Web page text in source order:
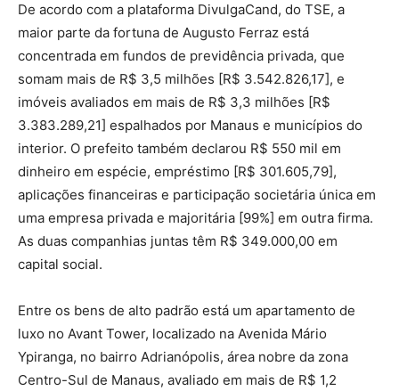
De acordo com a plataforma DivulgaCand, do TSE, a
maior parte da fortuna de Augusto Ferraz está
concentrada em fundos de previdência privada, que
somam mais de R$ 3,5 milhões [R$ 3.542.826,17], e
imóveis avaliados em mais de R$ 3,3 milhões [R$
3.383.289,21] espalhados por Manaus e municípios do
interior. O prefeito também declarou R$ 550 mil em
dinheiro em espécie, empréstimo [R$ 301.605,79],
aplicações financeiras e participação societária única em
uma empresa privada e majoritária [99%] em outra firma.
As duas companhias juntas têm R$ 349.000,00 em
capital social.
Entre os bens de alto padrão está um apartamento de
luxo no Avant Tower, localizado na Avenida Mário
Ypiranga, no bairro Adrianópolis, área nobre da zona
Centro-Sul de Manaus, avaliado em mais de R$ 1,2